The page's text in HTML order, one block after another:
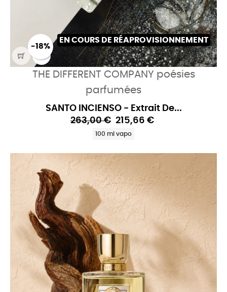
-18%
EN COURS DE RÉAPROVISIONNEMENT
THE DIFFERENT COMPANY poésies
parfumées
SANTO INCIENSO - Extrait De...
263,00 € 215,66 €
100 ml vapo